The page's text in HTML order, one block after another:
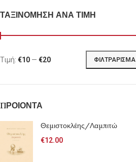
ΤΑΞΙΝΟΜΗΣΗ ΑΝΑ ΤΙΜΗ
ΦΙΛΤΡΆΡΙΣΜΑ
Τιμή: €10 — €20
ΠΡΟΙΟΝΤΑ
Θεμιστοκλέης/Λαμπιτώ
€12.00